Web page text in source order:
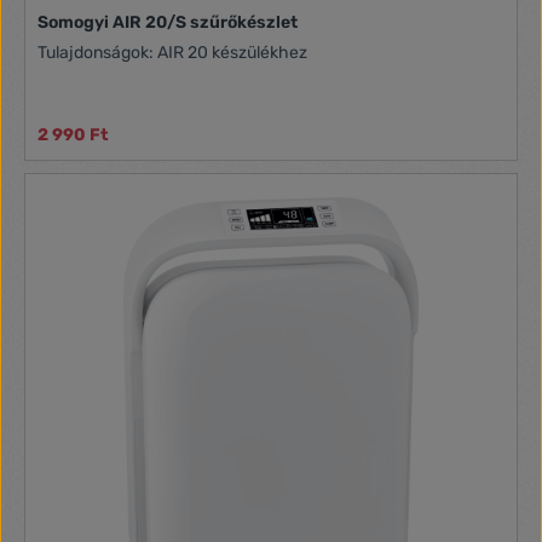
Somogyi AIR 20/S szűrőkészlet
Tulajdonságok: AIR 20 készülékhez
2 990 Ft